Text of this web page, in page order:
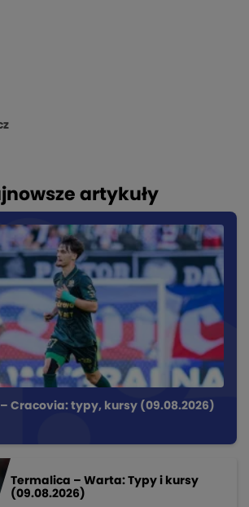
artykuły
Cracovia: typy, kursy (09.08.2026)
Termalica – Warta: Typy i kursy
(09.08.2026)